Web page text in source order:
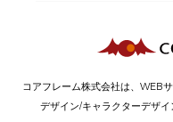
コアフレーム株式会社は、WEB
デザイン/キャラクターデザイ